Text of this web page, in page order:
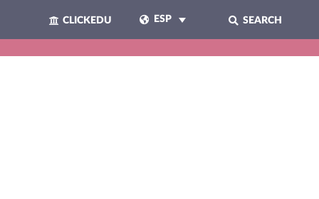
CLICKEDU ESP SEARCH